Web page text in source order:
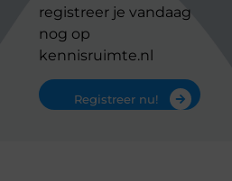
registreer je vandaag
nog op
kennisruimte.nl
Registreer nu!